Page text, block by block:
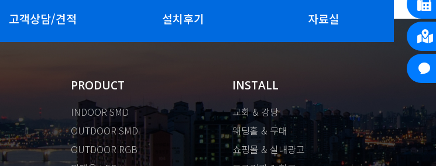
고객상담/견적 설치후기 자료실
PRODUCT
INDOOR SMD
OUTDOOR SMD
OUTDOOR RGB
INSTALL
교회 & 강당
웨딩홀 & 무대
쇼핑몰 & 실내광고